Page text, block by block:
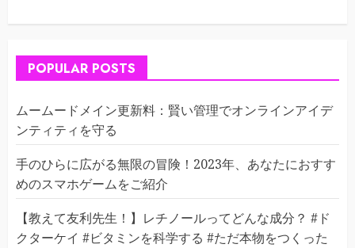
POPULAR POSTS
ムームードメイン更新料：賢い管理でオンラインアイデ
ンティティを守る
手のひらに広がる無限の冒険！2023年、あなたにおすす
めのスマホゲームをご紹介
【教えて友利先生！】レチノールってどんな成分？ #ド
クターケイ #ビタミンを科学する #ただ本物をつくった